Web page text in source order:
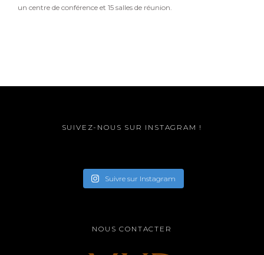
un centre de conférence et 15 salles de réunion.
SUIVEZ-NOUS SUR INSTAGRAM !
Suivre sur Instagram
NOUS CONTACTER